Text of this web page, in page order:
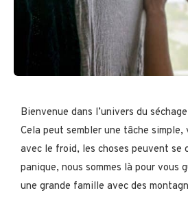
Bienvenue dans l’univers du
Cela peut sembler une tâche simple,
avec le froid, les choses peuvent se
panique, nous sommes là pour vous
une grande famille avec des